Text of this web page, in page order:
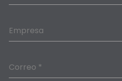
Empresa
Correo *